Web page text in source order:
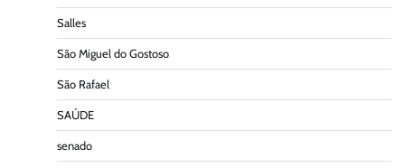
Salles
São Miguel do Gostoso
São Rafael
SAÚDE
senado